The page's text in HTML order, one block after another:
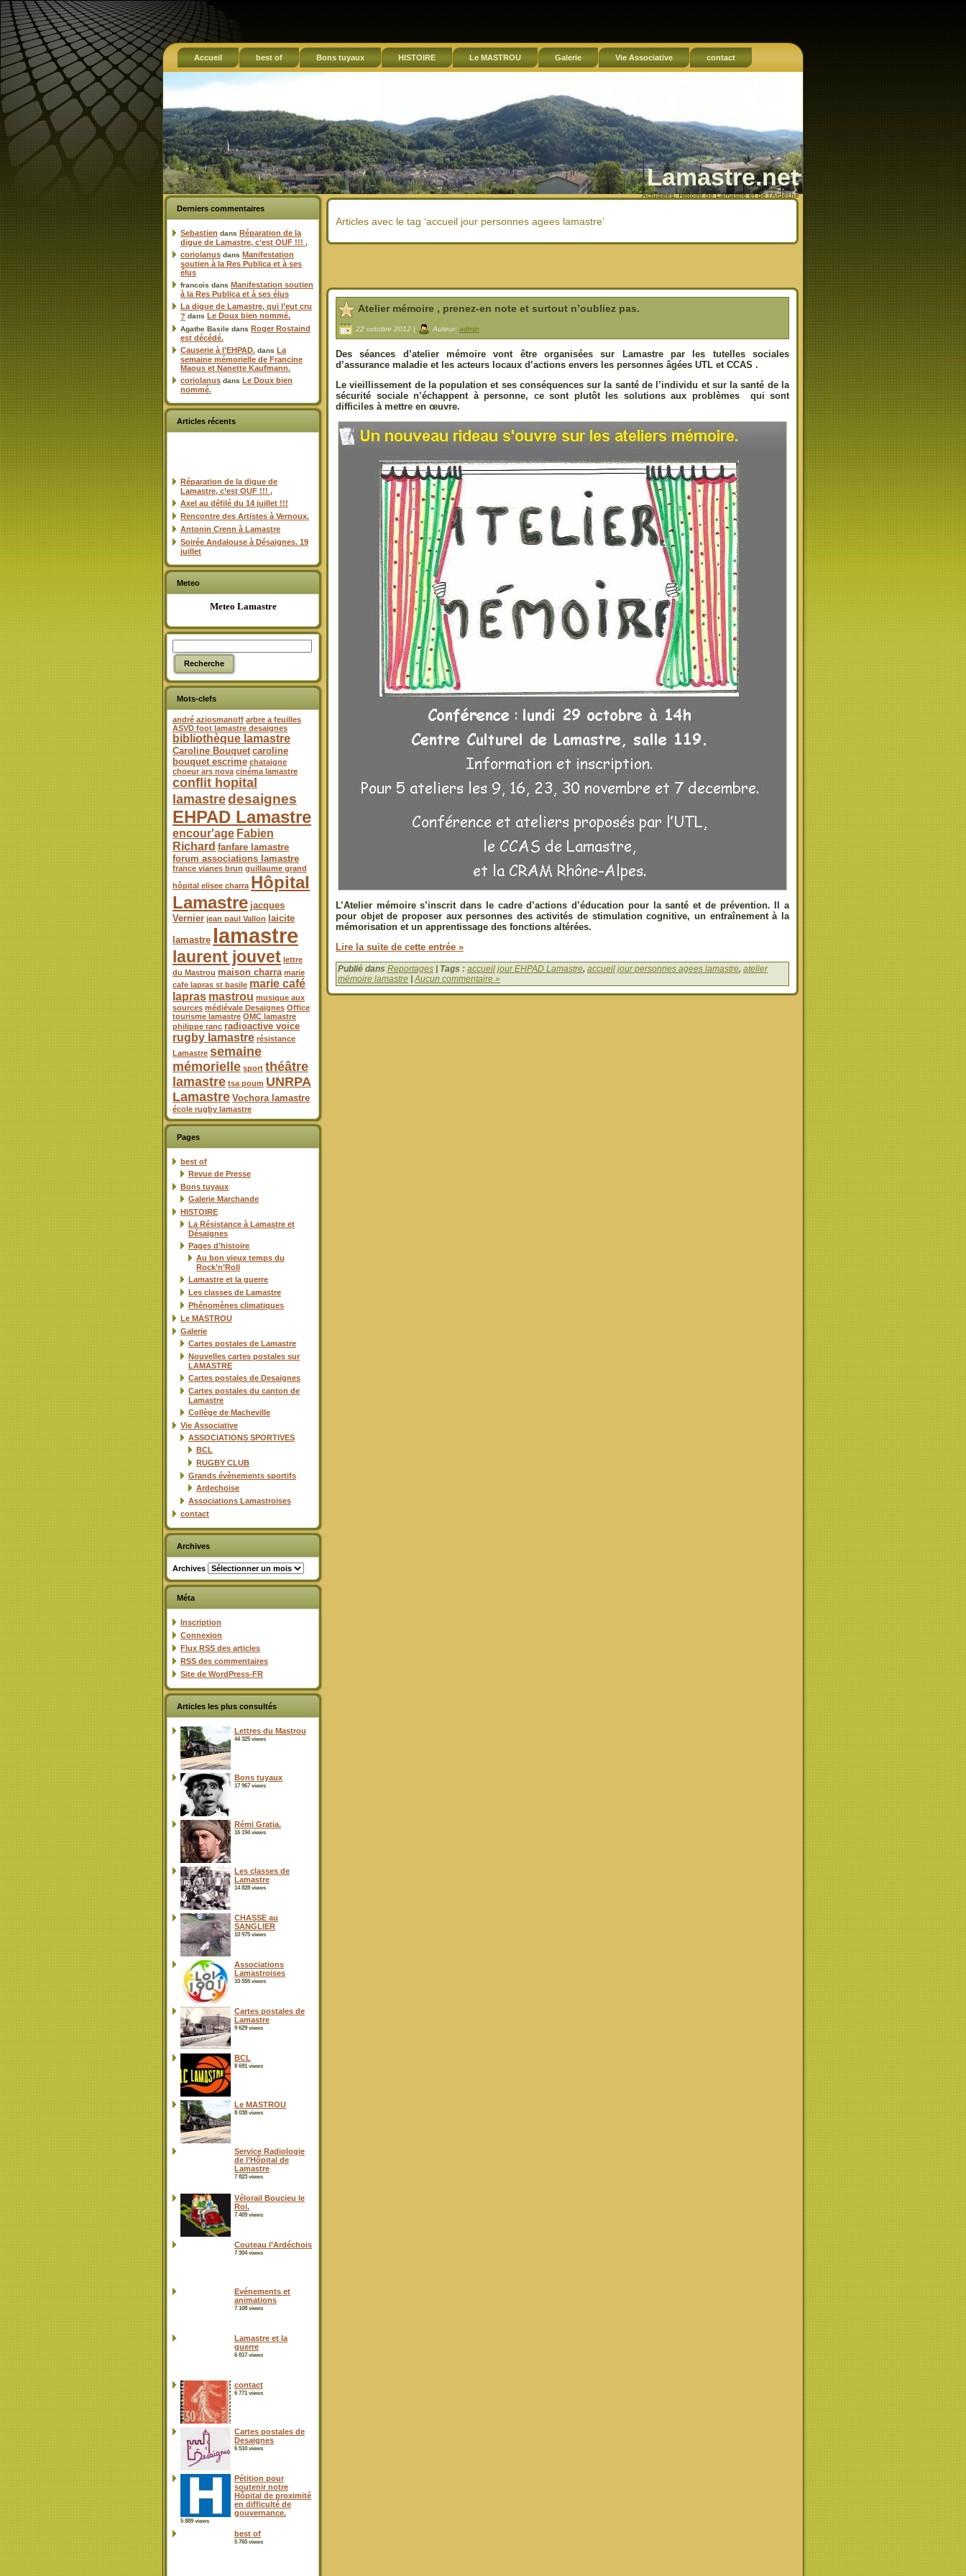
Accueil best of Bons tuyaux HISTOIRE Le MASTROU Galerie Vie Associative contact
Lamastre.net
Actualités, Histoire de Lamastre et de l'Ardèche
Derniers commentaires
Sebastien dans Réparation de la
digue de Lamastre, c’est OUF !!! ,
coriolanus dans Manifestation
soutien à la Res Publica et à ses
élus
francois dans Manifestation soutien
à la Res Publica et à ses élus
La digue de Lamastre, qui l’eut cru
? dans Le Doux bien nommé.
Agathe Basile dans Roger Rostaind
est décédé.
Causerie à l’EHPAD. dans La
semaine mémorielle de Francine
Maous et Nanette Kaufmann.
coriolanus dans Le Doux bien
nommé.
Articles récents
Réparation de la digue de
Lamastre, c’est OUF !!! ,
Axel au défilé du 14 juillet !!!
Rencontre des Artistes à Vernoux.
Antonin Crenn à Lamastre
Soirée Andalouse à Désaignes. 19
juillet
Meteo
Meteo Lamastre
Mots-clefs
andré aziosmanoff arbre a feuilles
ASVD foot lamastre desaignes
bibliothèque lamastre
Caroline Bouquet caroline
bouquet escrime chataigne
choeur ars nova cinéma lamastre
conflit hopital
lamastredesaignes
EHPAD Lamastre
encour'age Fabien
Richard fanfare lamastre
forum associations lamastre
france vianes brun guillaume grand
hôpital elisee charra Hôpital
Lamastre jacques
Vernier jean paul Vallon
laicite
lamastre lamastre
laurent jouvet lettre
du Mastrou maison charra marie
cafe lapras st basile marie café
lapras mastrou musique aux
sources médiévale Desaignes Office
tourisme lamastre OMC lamastre
philippe ranc radioactive voice
rugby lamastre résistance
Lamastre semaine
mémorielle sport théâtre
lamastre tsa poum UNRPA
Lamastre Vochora lamastre
école rugby lamastre
Pages
best of
Revue de Presse
Bons tuyaux
Galerie Marchande
HISTOIRE
La Résistance à Lamastre et
Désaignes
Pages d’histoire
Au bon vieux temps du
Rock’n’Roll
Lamastre et la guerre
Les classes de Lamastre
Phénomènes climatiques
Le MASTROU
Galerie
Cartes postales de Lamastre
Nouvelles cartes postales sur
LAMASTRE
Cartes postales de Desaignes
Cartes postales du canton de
Lamastre
Collège de Macheville
Vie Associative
ASSOCIATIONS SPORTIVES
BCL
RUGBY CLUB
Grands évènements sportifs
Ardechoise
Associations Lamastroises
contact
Archives
Archives
Méta
Inscription
Connexion
Flux RSS des articles
RSS des commentaires
Site de WordPress-FR
Articles les plus consultés
Lettres du Mastrou
44 325 views
Bons tuyaux
17 967 views
Rémi Gratia.
16 194 views
Les classes de
Lamastre
14 828 views
CHASSE au
SANGLIER
10 975 views
Associations
Lamastroises
10 555 views
Cartes postales de
Lamastre
9 629 views
BCL
8 691 views
Le MASTROU
8 038 views
Service Radiologie
de l’Hôpital de
Lamastre
7 823 views
Vélorail Boucieu le
Roi.
7 409 views
Couteau l’Ardéchois
7 304 views
Evénements et
animations
7 108 views
Lamastre et la
guerre
6 817 views
contact
6 771 views
Cartes postales de
Desaignes
6 510 views
Pétition pour
soutenir notre
Hôpital de proximité
en difficulté de
gouvernance.
5 889 views
best of
5 765 views
Articles avec le tag ‘accueil jour personnes agees lamastre’
Atelier mémoire , prenez-en note et surtout n’oubliez pas.
22 octobre 2012 | Auteur: admin
Des séances d’atelier mémoire vont être organisées sur Lamastre par les tutelles sociales
d’assurance maladie et les acteurs locaux d’actions envers les personnes âgées UTL et CCAS .
Le vieillissement de la population et ses conséquences sur la santé de l’individu et sur la santé de la
sécurité sociale n’échappent à personne, ce sont plutôt les solutions aux problèmes qui sont
difficiles à mettre en œuvre.
L’Atelier mémoire s’inscrit dans le cadre d’actions d’éducation pour la santé et de prévention. Il a
pour objet de proposer aux personnes des activités de stimulation cognitive, un entraînement à la
mémorisation et un apprentissage des fonctions altérées.
Lire la suite de cette entrée »
Publié dans Reportages | Tags : accueil jour EHPAD Lamastre, accueil jour personnes agees lamastre, atelier
mémoire lamastre |Aucun commentaire »